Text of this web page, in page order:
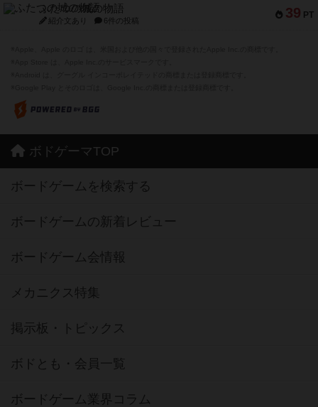
39 PT
ふたつの城の物語
紹介文あり 6件の投稿
ボドゲーマTOP
ボードゲームを検索する
ボードゲームの新着レビュー
ボードゲーム会情報
メカニクス特集
掲示板・トピックス
ボドとも・会員一覧
ボードゲーム業界コラム